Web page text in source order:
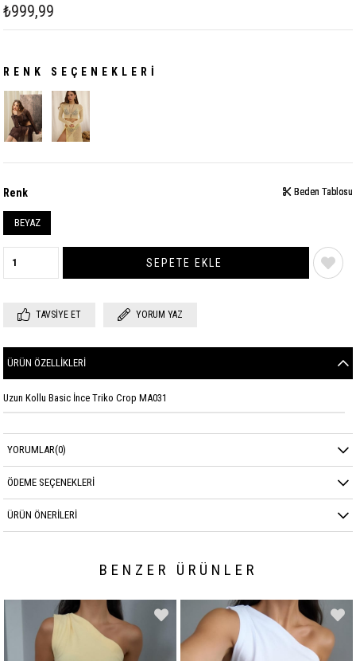
₺999,99
RENK SEÇENEKLERI
Renk
BEYAZ
Beden Tablosu
Beden Tablosu
Beden Tablosu
TAVSIYE ET YORUM YAZ
ÜRÜN ÖZELLIKLERI
Uzun Kollu Basic İnce Triko Crop MA031
YORUMLAR(0)
ÖDEME SEÇENEKLERI
ÜRÜN ÖNERILERI
BENZER ÜRÜNLER